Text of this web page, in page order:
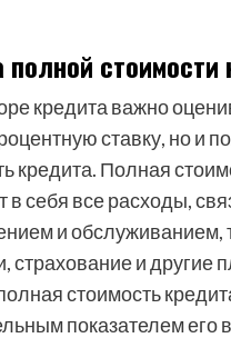
стоимости
кредита важно
ставку, но и
кредита. Полная
в себя все расходы,
и обслуживанием,
страхование и другие
стоимость
показателем его